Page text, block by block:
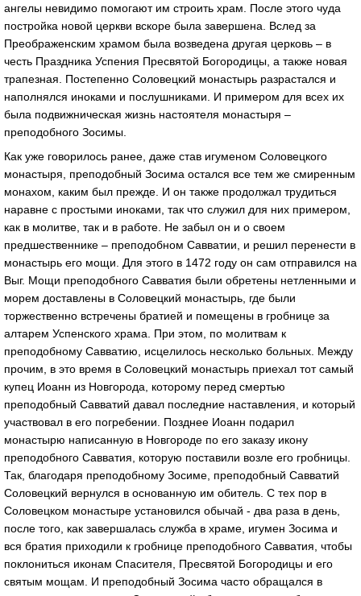
ангелы невидимо помогают им строить храм. После этого чуда
постройка новой церкви вскоре была завершена. Вслед за
Преображенским храмом была возведена другая церковь – в
честь Праздника Успения Пресвятой Богородицы, а также новая
трапезная. Постепенно Соловецкий монастырь разрастался и
наполнялся иноками и послушниками. И примером для всех их
была подвижническая жизнь настоятеля монастыря –
преподобного Зосимы.
Как уже говорилось ранее, даже став игуменом Соловецкого
монастыря, преподобный Зосима остался все тем же смиренным
монахом, каким был прежде. И он также продолжал трудиться
наравне с простыми иноками, так что служил для них примером,
как в молитве, так и в работе. Не забыл он и о своем
предшественнике – преподобном Савватии, и решил перенести в
монастырь его мощи. Для этого в 1472 году он сам отправился на
Выг. Мощи преподобного Савватия были обретены нетленными и
морем доставлены в Соловецкий монастырь, где были
торжественно встречены братией и помещены в гробнице за
алтарем Успенского храма. При этом, по молитвам к
преподобному Савватию, исцелилось несколько больных. Между
прочим, в это время в Соловецкий монастырь приехал тот самый
купец Иоанн из Новгорода, которому перед смертью
преподобный Савватий давал последние наставления, и который
участвовал в его погребении. Позднее Иоанн подарил
монастырю написанную в Новгороде по его заказу икону
преподобного Савватия, которую поставили возле его гробницы.
Так, благодаря преподобному Зосиме, преподобный Савватий
Соловецкий вернулся в основанную им обитель. С тех пор в
Соловецком монастыре установился обычай - два раза в день,
после того, как завершалась служба в храме, игумен Зосима и
вся братия приходили к гробнице преподобного Савватия, чтобы
поклониться иконам Спасителя, Пресвятой Богородицы и его
святым мощам. И преподобный Зосима часто обращался в